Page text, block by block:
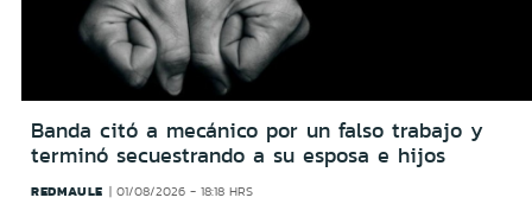
Banda citó a mecánico por un falso trabajo y
terminó secuestrando a su esposa e hijos
REDMAULE 01/08/2026 - 18:18 HRS